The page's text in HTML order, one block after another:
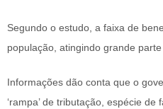
Segundo o estudo, a faixa de
população, atingindo grande parte
Informações dão conta que o
‘rampa’ de tributação, espécie